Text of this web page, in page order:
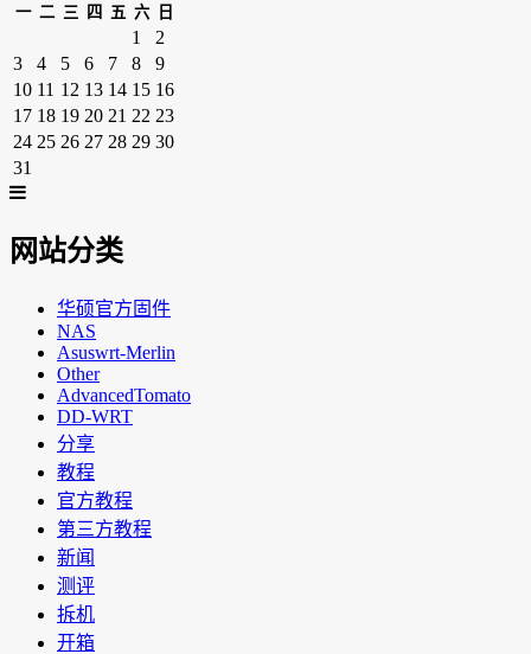
一 二 三 四 五 六 日
1
2
3
4 5 6 7 8
9
10 11 12 13 14 15 16
17 18 19 20 21 22 23
24 25 26 27 28 29 30
31
网站分类
华硕官方固件
NAS
Asuswrt-Merlin
Other
AdvancedTomato
DD-WRT
分享
教程
官方教程
第三方教程
新闻
测评
拆机
开箱